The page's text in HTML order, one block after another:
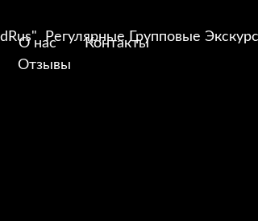
О нас
Контакты
Отзывы